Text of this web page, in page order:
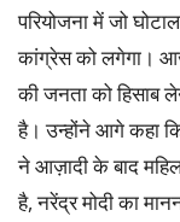
परियोजना में जो
कांग्रेस को लगेगा।
की जनता को हिसाब
है। उन्होंने आगे कहा
ने आज़ादी के बाद
है, नरेंद्र मोदी का